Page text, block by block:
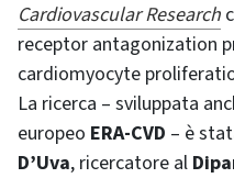
Cardiovascular Research
receptor antagonization
cardiomyocyte
La ricerca – sviluppata
europeo ERA-CVD – è
D’Uva, ricercatore al